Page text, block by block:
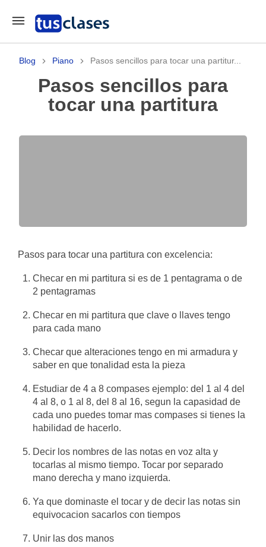
Blog Piano Pasos sencillos para tocar una partitur...
Pasos sencillos para
tocar una partitura
Pasos para tocar una partitura con excelencia:
Checar en mi partitura si es de 1 pentagrama o de
2 pentagramas
Checar en mi partitura que clave o llaves tengo
para cada mano
Checar que alteraciones tengo en mi armadura y
saber en que tonalidad esta la pieza
Estudiar de 4 a 8 compases ejemplo: del 1 al 4 del
4 al 8, o 1 al 8, del 8 al 16, segun la capasidad de
cada uno puedes tomar mas compases si tienes la
habilidad de hacerlo.
Decir los nombres de las notas en voz alta y
tocarlas al mismo tiempo. Tocar por separado
mano derecha y mano izquierda.
Ya que dominaste el tocar y de decir las notas sin
equivocacion sacarlos con tiempos
Unir las dos manos